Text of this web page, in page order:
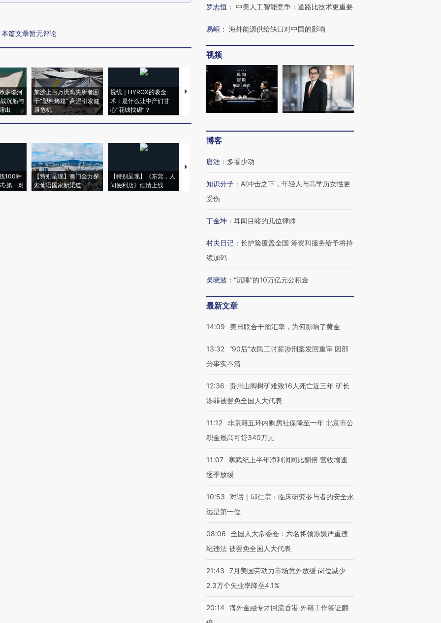
本篇文章暂无评论
多瑙河
沉船与
出
加沙上百万流离失所者困
于“塑料烤箱” 高温引发健
康危机
视线｜HYROX的吸金
术：是什么让中产们甘
心“花钱找虐”？
马航飞行员跨国走私7万
粒摇头丸 尿检体内含3种
视线｜被称为“蟑螂”的印
度Z世代 用街头抗争将教
育部长拱下台
视线｜“入侵”还是“人道危
机”？难民潮撕裂西班牙
飞地休达
100种
·第一对
【特别呈现】澳门全力探
索葡语国家新渠道
【特别呈现】《东莞，人
间便利店》倾情上线
【推广】走进第四届链博
有意思的生活方式·第三对
住三大增长引擎是什么？
罗志恒 ： 中美人工智能竞争：道路比技术更重要
易峘 ： 海外能源供给缺口对中国的影响
视频
博客
唐涯 ： 多看少动
知识分子 ： AI冲击之下，年轻人与高学历女性更
受伤
丁金坤 ： 耳闻目睹的几位律师
村夫日记 ： 长护险覆盖全国 筹资和服务给予将持
续加码
吴晓波 ： “沉睡”的10万亿元公积金
最新文章
14:09 美日联合干预汇率，为何影响了黄金
13:32 “90后”农民工讨薪涉刑案发回重审 因部
分事实不清
12:36
贵州山脚树矿难致16人死亡近三年 矿长
涉罪被罢免全国人大代表
11:12 非京籍五环内购房社保降至一年 北京市公
积金最高可贷340万元
11:07
寒武纪上半年净利润同比翻倍 营收增速
逐季放缓
10:53
对话｜邱仁宗：临床研究参与者的安全永
远是第一位
08:06
全国人大常委会：六名将领涉嫌严重违
纪违法 被罢免全国人大代表
21:43
7月美国劳动力市场意外放缓 岗位减少
2.3万个失业率降至4.1%
20:14 海外金融专才回流香港 外籍工作签证翻